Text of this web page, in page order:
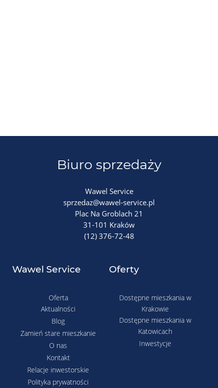
Biuro sprzedaży
Wawel Service
sprzedaz@wawel-service.pl
Plac Na Groblach 21
31-101 Kraków
(12) 376-72-48
Wawel Service
Oferta
Aktualności
Blog
Zamień stare mieszkanie
O nas
Kontakt
Relacje inwestorskie
Polityka prywatności
Oferty
Dostępne mieszkania w
Krakowie
Dostępne mieszkania w
Katowicach
Inwestycje